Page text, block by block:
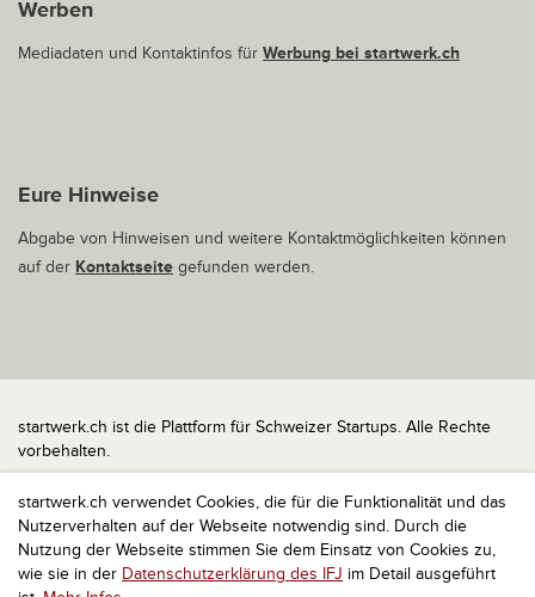
startwerk.ch verwendet Cookies, die für die Funktionalität und das
Nutzerverhalten auf der Webseite notwendig sind. Durch die
Nutzung der Webseite stimmen Sie dem Einsatz von Cookies zu,
wie sie in der Datenschutzerklärung des IFJ im Detail ausgeführt
Werben
Mediadaten und Kontaktinfos für Werbung bei startwerk.ch
Eure Hinweise
Abgabe von Hinweisen und weitere Kontaktmöglichkeiten können
auf der Kontaktseite gefunden werden.
startwerk.ch ist die Plattform für Schweizer Startups. Alle Rechte
vorbehalten.
Impressum
Kontakt
nach oben